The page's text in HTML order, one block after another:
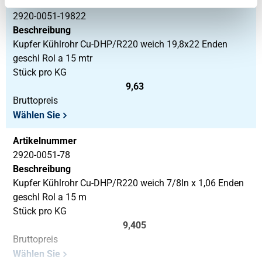
2920-0051-19822
Beschreibung
Kupfer Kühlrohr Cu-DHP/R220 weich 19,8x22 Enden
geschl Rol a 15 mtr
Stück pro KG
9,63
Bruttopreis
Wählen Sie
Artikelnummer
2920-0051-78
Beschreibung
Kupfer Kühlrohr Cu-DHP/R220 weich 7/8In x 1,06 Enden
geschl Rol a 15 m
Stück pro KG
9,405
Bruttopreis
Wählen Sie